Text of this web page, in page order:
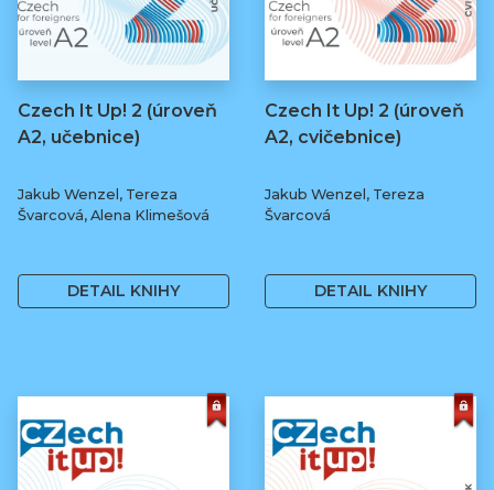
Czech It Up! 2 (úroveň
A2, učebnice)
Jakub Wenzel, Tereza
Švarcová, Alena Klimešová
DETAIL KNIHY
Czech It Up! 2 (úroveň
A2, cvičebnice)
Jakub Wenzel, Tereza
Švarcová
DETAIL KNIHY